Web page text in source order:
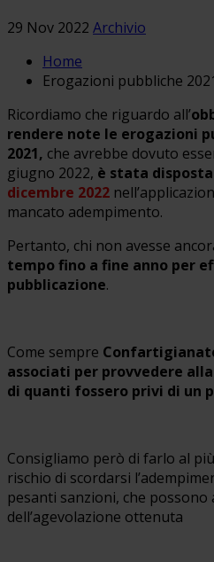
29 Nov 2022 Archivio
Home
Erogazioni pubbliche
Ricordiamo che riguardo all’
rendere note le erogazioni
2021, che avrebbe dovuto
giugno 2022, è stata
dicembre 2022
mancato adempimento.
Pertanto, chi non avesse
tempo fino a fine anno per
pubblicazione.
Come sempre
associati per provvedere
di quanti fossero privi di un
Consigliamo però di farlo al
rischio di scordarsi
pesanti sanzioni, che
dell’agevolazione ottenuta